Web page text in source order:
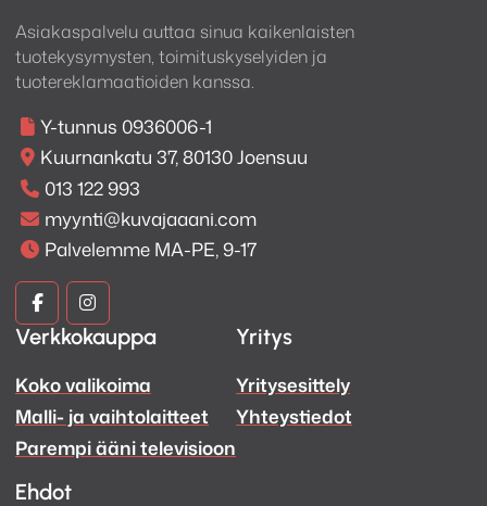
Asiakaspalvelu auttaa sinua kaikenlaisten
tuotekysymysten, toimituskyselyiden ja
tuotereklamaatioiden kanssa.
Y-tunnus 0936006-1
Kuurnankatu 37, 80130 Joensuu
013 122 993
myynti@kuvajaaani.com
Palvelemme MA-PE, 9-17
Kuva
ja
Ääni
Facebook
Kuva
ja
Ääni
Instagram
Verkkokauppa
Koko valikoima
Malli- ja vaihtolaitteet
Parempi ääni televisioon
Yritys
Yritysesittely
Yhteystiedot
Ehdot